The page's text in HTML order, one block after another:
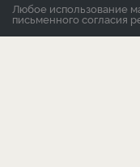
Любое использование
письменного согласия